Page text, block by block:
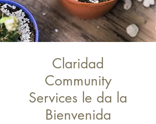
Claridad
Community
Services le da la
Bienvenida